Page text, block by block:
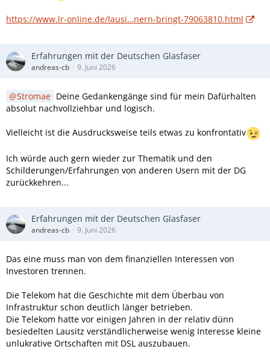
https://www.lr-online.de/lausi…nern-bringt-79063810.html
Erfahrungen mit der Deutschen Glasfaser
andreas-cb 9. Juni 2026
Stromae Deine Gedankengänge sind für mein Dafürhalten
absolut nachvollziehbar und logisch.
Vielleicht ist die Ausdrucksweise teils etwas zu konfrontativ
Ich würde auch gern wieder zur Thematik und den
Schilderungen/Erfahrungen von anderen Usern mit der DG
zurückkehren...
Erfahrungen mit der Deutschen Glasfaser
andreas-cb 9. Juni 2026
Das eine muss man von dem finanziellen Interessen von
Investoren trennen.
Die Telekom hat die Geschichte mit dem Überbau von
Infrastruktur schon deutlich länger betrieben.
Die Telekom hatte vor einigen Jahren in der relativ dünn
besiedelten Lausitz verständlicherweise wenig Interesse kleine
unlukrative Ortschaften mit DSL auszubauen.